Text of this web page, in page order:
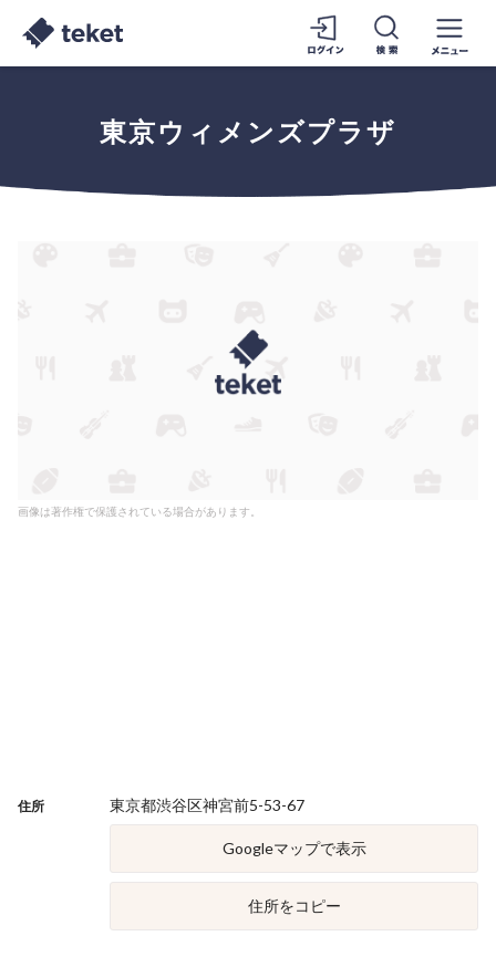
東京ウィメンズプラザ
画像は著作権で保護されている場合があります。
住所 東京都渋谷区神宮前5-53-67
Googleマップで表示
住所をコピー